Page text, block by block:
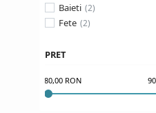
Baieti
Fete
PRET
80,00 RON